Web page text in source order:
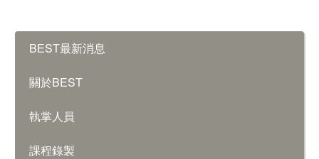
BEST最新消息
關於BEST
執掌人員
課程錄製